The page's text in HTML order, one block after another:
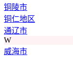
铜陵市
铜仁地区
通辽市
W
威海市